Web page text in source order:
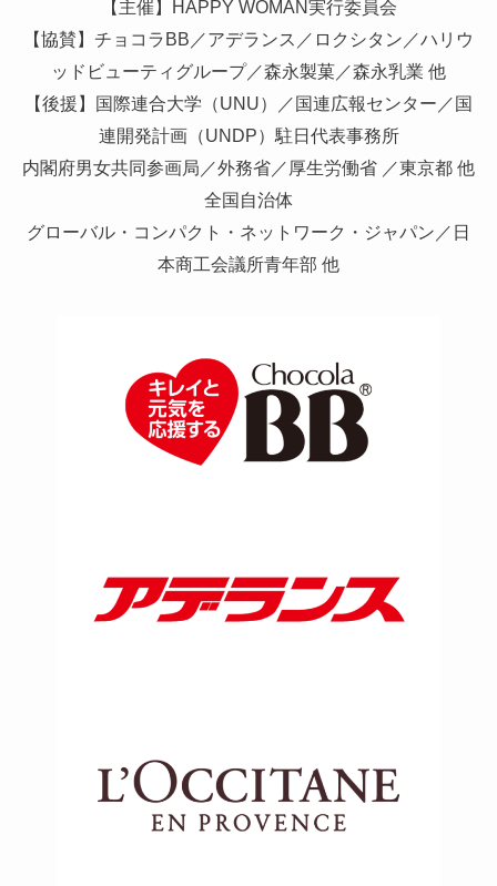
【主催】HAPPY WOMAN実行委員会
【協賛】チョコラBB／アデランス／ロクシタン／ハリウ
ッドビューティグループ／森永製菓／森永乳業 他
【後援】国際連合大学（UNU）／国連広報センター／国
連開発計画（UNDP）駐日代表事務所
内閣府男女共同参画局／外務省／厚生労働省 ／東京都 他
全国自治体
グローバル・コンパクト・ネットワーク・ジャパン／日
本商工会議所青年部 他